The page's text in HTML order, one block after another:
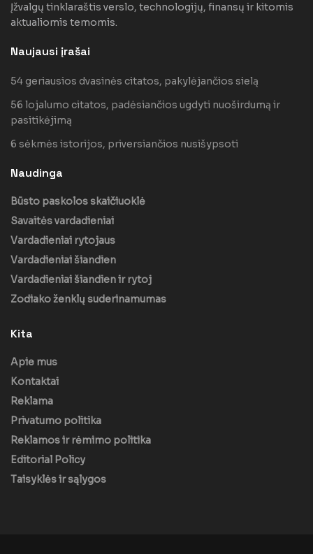
Įžvalgų tinklaraštis verslo, technologijų, finansų ir kitomis
aktualiomis temomis.
Naujausi įrašai
54 geriausios dvasinės citatos, pakylėjančios sielą
56 lojalumo citatos, padėsiančios ugdyti nuoširdumą ir
pasitikėjimą
6 sėkmės istorijos, priversiančios nusišypsoti
Naudinga
Būsto paskolos skaičiuoklė
Savaitės vardadieniai
Vardadieniai rytojaus
Vardadieniai šiandien
Vardadieniai šiandien ir rytoj
Zodiako ženklų suderinamumas
Kita
Apie mus
Kontaktai
Reklama
Privatumo politika
Reklamos ir rėmimo politika
Editorial Policy
Taisyklės ir sąlygos